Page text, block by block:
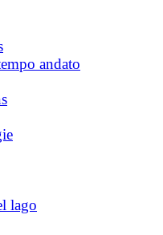
andato
lago